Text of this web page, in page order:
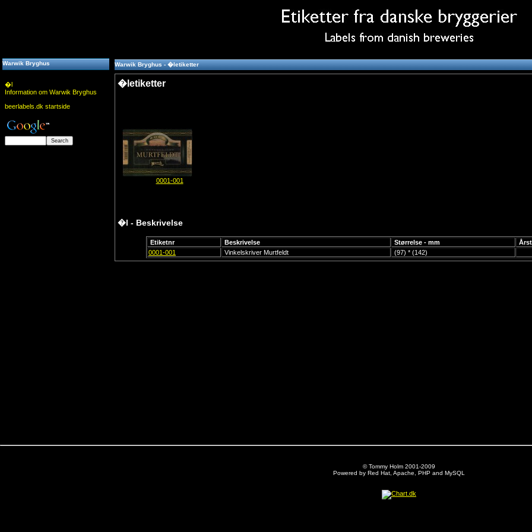
Warwik Bryghus
�l
Information om Warwik Bryghus
beerlabels.dk startside
Warwik Bryghus - �letiketter
�letiketter
0001-001
�l - Beskrivelse
Etiketnr Beskrivelse Størrelse - mm
0001-001
Vinkelskriver Murtfeldt (97) * (142)
© Tommy Holm 2001-2009
Powered by Red Hat, Apache, PHP and MySQL